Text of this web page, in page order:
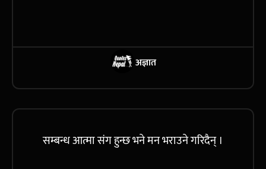
अज्ञात
सम्बन्ध आत्मा संग हुन्छ भने मन भराउने गरिदैन् ।